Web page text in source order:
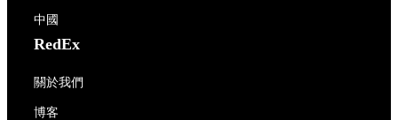
中國
RedEx
關於我們
博客